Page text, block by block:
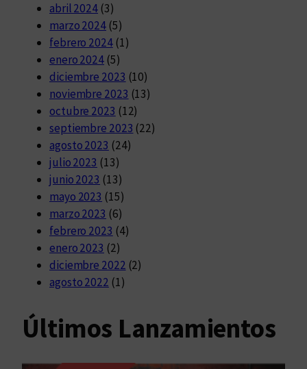
abril 2024 (3)
marzo 2024 (5)
febrero 2024(1)
enero 2024 (5)
diciembre 2023 (10)
noviembre 2023 (13)
octubre 2023 (12)
septiembre 2023 (22)
agosto 2023 (24)
julio 2023 (13)
junio 2023 (13)
mayo 2023 (15)
marzo 2023 (6)
febrero 2023 (4)
enero 2023 (2)
diciembre 2022 (2)
agosto 2022 (1)
Últimos Lanzamientos